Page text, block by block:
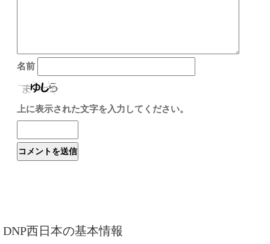
名前
上に表示された文字を入力してください。
DNP西日本の基本情報